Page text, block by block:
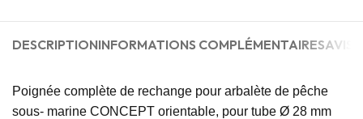
DESCRIPTIONINFORMATIONS COMPLÉMENTAIRESAVIS
Poignée complète de rechange pour arbalète de pêche
sous- marine CONCEPT orientable, pour tube Ø 28 mm